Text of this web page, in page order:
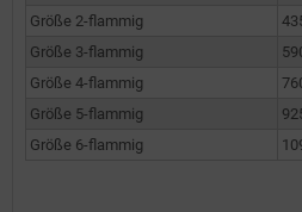
Größe 2-flammig
Größe 3-flammig
Größe 4-flammig
Größe 5-flammig
Größe 6-flammig